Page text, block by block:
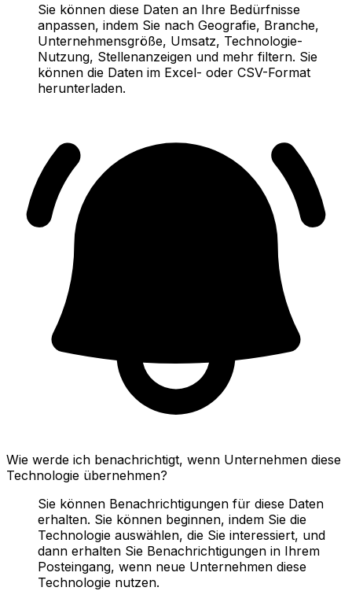
Sie können diese Daten an Ihre Bedürfnisse
anpassen, indem Sie nach Geografie, Branche,
Unternehmensgröße, Umsatz, Technologie-
Nutzung, Stellenanzeigen und mehr filtern. Sie
können die Daten im Excel- oder CSV-Format
herunterladen.
Wie werde ich benachrichtigt, wenn Unternehmen diese
Technologie übernehmen?
Sie können Benachrichtigungen für diese Daten
erhalten. Sie können beginnen, indem Sie die
Technologie auswählen, die Sie interessiert, und
dann erhalten Sie Benachrichtigungen in Ihrem
Posteingang, wenn neue Unternehmen diese
Technologie nutzen.